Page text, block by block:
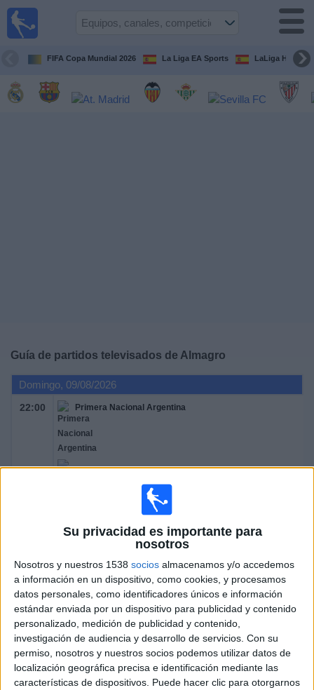
Su privacidad es importante para
nosotros
Nosotros y nuestros 1538 socios almacenamos y/o accedemos
a información en un dispositivo, como cookies, y procesamos
datos personales, como identificadores únicos e información
estándar enviada por un dispositivo para publicidad y contenido
personalizado, medición de publicidad y contenido,
investigación de audiencia y desarrollo de servicios. Con su
permiso, nosotros y nuestros socios podemos utilizar datos de
localización geográfica precisa e identificación mediante las
características de dispositivos. Puede hacer clic para otorgarnos
FIFA Copa Mundial 2026 La Liga EA Sports LaLiga
Guía de partidos televisados de Almagro
Domingo, 09/08/2026
22:00 Primera Nacional Argentina
Quilmes
20:00
Deportivo Morón
Almagro
LPF Play
Guía de
Televisados
Noticias